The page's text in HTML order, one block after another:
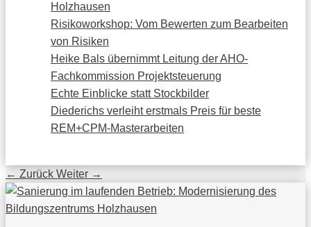
Holzhausen
Risikoworkshop: Vom Bewerten zum Bearbeiten
von Risiken
Heike Bals übernimmt Leitung der AHO-
Fachkommission Projektsteuerung
Echte Einblicke statt Stockbilder
Diederichs verleiht erstmals Preis für beste
REM+CPM-Masterarbeiten
← Zurück Weiter →